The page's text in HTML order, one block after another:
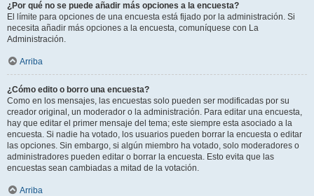
¿Por qué no se puede añadir más opciones a la encuesta?
El límite para opciones de una encuesta está fijado por la administración. Si
necesita añadir más opciones a la encuesta, comuníquese con La
Administración.
Arriba
¿Cómo edito o borro una encuesta?
Como en los mensajes, las encuestas solo pueden ser modificadas por su
creador original, un moderador o la administración. Para editar una encuesta,
hay que editar el primer mensaje del tema; este siempre esta asociado a la
encuesta. Si nadie ha votado, los usuarios pueden borrar la encuesta o editar
las opciones. Sin embargo, si algún miembro ha votado, solo moderadores o
administradores pueden editar o borrar la encuesta. Esto evita que las
encuestas sean cambiadas a mitad de la votación.
Arriba